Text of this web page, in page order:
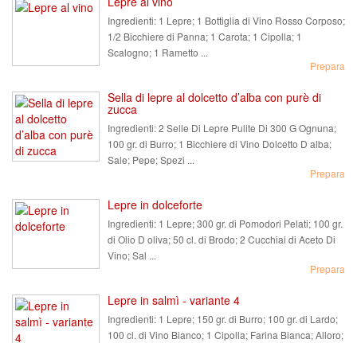
Ingredienti: 1 Lepre; 1 Bottiglia di Vino Rosso Corposo;
1/2 Bicchiere di Panna; 1 Carota; 1 Cipolla; 1
Scalogno; 1 Rametto ...
Prepara
Sella di lepre al dolcetto d’alba con purè di
zucca
Ingredienti:2 Selle Di Lepre Pulite Di 300 G Ognuna;
100 gr. di Burro; 1 Bicchiere di Vino Dolcetto D alba;
Sale; Pepe; Spezi ...
Prepara
Lepre in dolceforte
Ingredienti: 1 Lepre; 300 gr. di Pomodori Pelati; 100 gr.
di Olio D oliva; 50 cl. di Brodo; 2 Cucchiai di Aceto Di
Vino; Sal ...
Prepara
Lepre in salmì - variante 4
Ingredienti: 1 Lepre; 150 gr. di Burro; 100 gr. di Lardo;
100 cl. di Vino Bianco; 1 Cipolla; Farina Bianca; Alloro;